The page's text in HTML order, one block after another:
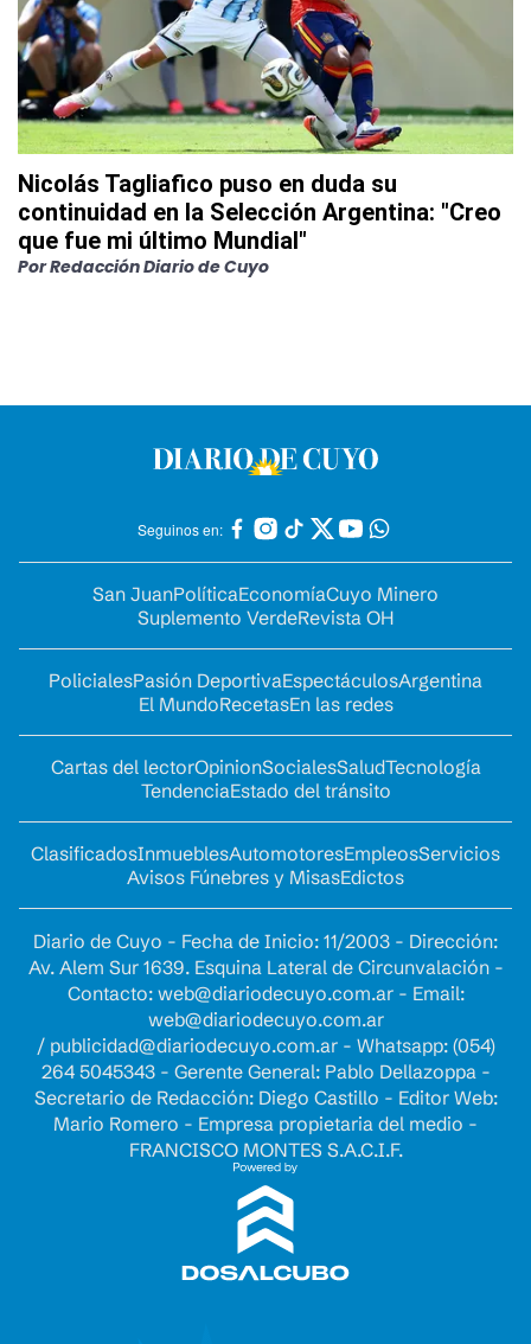
Nicolás Tagliafico puso en duda su
continuidad en la Selección Argentina: "Creo
que fue mi último Mundial"
PorRedacción Diario de Cuyo
Seguinos en:
San JuanPolíticaEconomíaCuyo Minero
Suplemento VerdeRevista OH
PolicialesPasión DeportivaEspectáculosArgentina
El MundoRecetasEn las redes
Cartas del lectorOpinionSocialesSaludTecnología
TendenciaEstado del tránsito
ClasificadosInmueblesAutomotoresEmpleosServicios
Avisos Fúnebres y MisasEdictos
Diario de Cuyo - Fecha de Inicio: 11/2003 - Dirección:
Av. Alem Sur 1639. Esquina Lateral de Circunvalación -
Contacto: web@diariodecuyo.com.ar- Email:
web@diariodecuyo.com.ar
/ publicidad@diariodecuyo.com.ar- Whatsapp: (054)
264 5045343 - Gerente General: Pablo Dellazoppa -
Secretario de Redacción: Diego Castillo - Editor Web:
Mario Romero - Empresa propietaria del medio -
FRANCISCO MONTES S.A.C.I.F.